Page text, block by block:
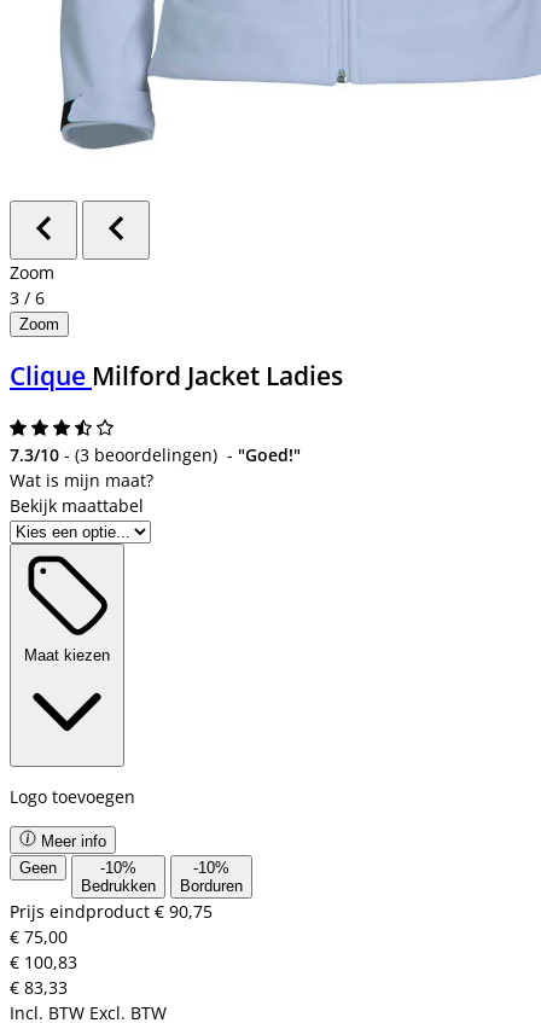
Zoom
3 / 6
Zoom
Clique Milford Jacket Ladies
7.3/10 - (3 beoordelingen) - "Goed!"
Bekijk maattabel
Maat kiezen
Logo toevoegen
Meer info
Geen
-10%
Bedrukken
-10%
Borduren
Prijs eindproduct € 90,75
€ 75,00
€ 100,83
€ 83,33
Incl. BTW Excl. BTW